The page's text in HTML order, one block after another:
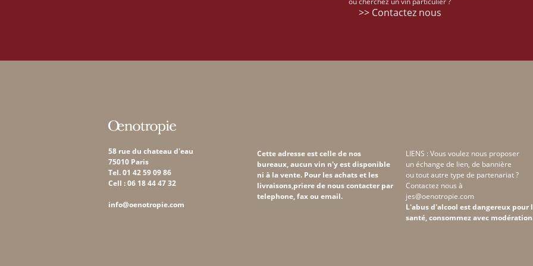
>> Contactez nous
58 rue du chateau d'eau
75010 Paris
Tel. 01 42 59 09 86
Cell : 06 18 44 47 32
info@oenotropie.com
Cette adresse est celle de nos
bureaux, aucun vin n'y est disponible
ni à la vente. Pour les achats et les
livraisons,priere de nous contacter par
telephone, fax ou email.
LIENS : Vous voulez nous proposer
un échange de lien, de bannière
ou tout autre type de partenariat ?
Contactez nous à
jes@oenotropie.com
L'abus d'alcool est dangereux pour
santé, consommez avec